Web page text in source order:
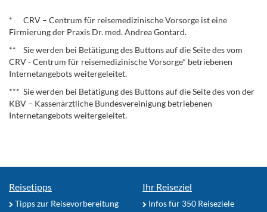
* CRV – Centrum für reisemedizinische Vorsorge ist eine
Firmierung der Praxis Dr. med. Andrea Gontard.
** Sie werden bei Betätigung des Buttons auf die Seite des vom
CRV - Centrum für reisemedizinische Vorsorge* betriebenen
Internetangebots weitergeleitet.
*** Sie werden bei Betätigung des Buttons auf die Seite des von der
KBV – Kassenärztliche Bundesvereinigung betriebenen
Internetangebots weitergeleitet.
Reisetipps
Tipps zur Reisevorbereitung
Ihr Reiseziel
Infos für 350 Reiseziele